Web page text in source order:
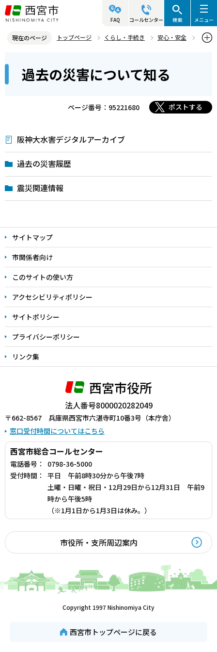
こ
の
ジ
先
FAQ コールセンター 検索 メニュー
現在のページ トップページ くらし・手続き
安心・安全
こ
過去の災害について知る
ページ番号：95221680 ポストする
阪神大水害デジタルアーカイブ
過去の災害履歴
震災関連情報
文
こ
こ
ま
で
サイトマップ
市関係者向け
このサイトの使い方
アクセシビリティポリシー
サイトポリシー
プライバシーポリシー
リンク集
西宮市役所
法人番号8000020282049
〒662-8567 兵庫県西宮市六湛寺町10番3号（本庁舎）
窓口受付時間についてはこちら
西宮市総合コールセンター
電話番号：
0798-36-5000
受付時間：
平日 午前8時30分から午後7時
土曜・日曜・祝日・12月29日から12月31日 午前9
時から午後5時
（※1月1日から1月3日は休み。）
市役所・支所周辺案内
Copyright 1997 Nishinomiya City
西宮市トップページに戻る